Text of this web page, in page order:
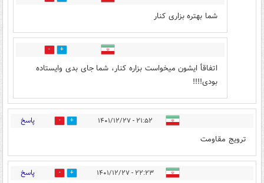
شما بهتره بزاری کنار
1
اتفاقأ ایشون میخواست بزاره کنار، شما جای بدی وایستاده
بودی!!!!
۲۱:۵۲ - ۱۴۰۱/۱۲/۲۷ 3 پاسخ
ترویج مقاومت
۲۲:۲۳ - ۱۴۰۱/۱۲/۲۷ 1 پاسخ